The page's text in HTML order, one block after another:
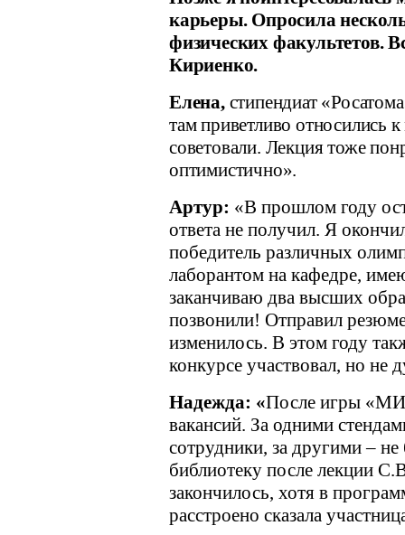
карьеры. Опросила
физических факультетов.
Кириенко.
Елена, стипендиат
там приветливо относились
советовали. Лекция тоже
оптимистично».
Артур: «В прошлом году
ответа не получил. Я
победитель различных
лаборантом на кафедре,
заканчиваю два высших
позвонили! Отправил
изменилось. В этом году
конкурсе участвовал, но не
Надежда: «После игры
вакансий. За одними
сотрудники, за другими –
библиотеку после лекции
закончилось, хотя в
расстроено сказала